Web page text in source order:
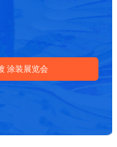
涂装展览会